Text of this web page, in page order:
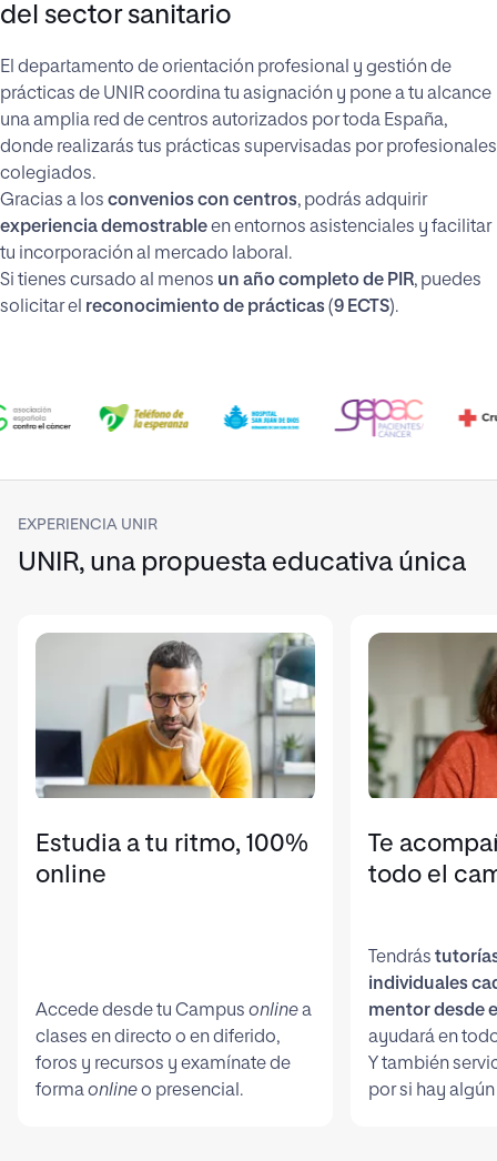
del sector sanitario
El departamento de orientación profesional y gestión de
prácticas de UNIR coordina tu asignación y pone a tu alcance
una amplia red de centros autorizados por toda España,
donde realizarás tus prácticas supervisadas por profesionales
colegiados.
Gracias a los convenios con centros, podrás adquirir
experiencia demostrableen entornos asistenciales y facilitar
tu incorporación al mercado laboral.
Si tienes cursado al menos un año completo de PIR, puedes
solicitar el reconocimiento de prácticas(9 ECTS).
EXPERIENCIA UNIR
UNIR, una propuesta educativa única
Estudia a tu ritmo, 100%
online
Accede desde tu Campus onlinea
clases en directo o en diferido,
foros y recursos y examínate de
formaonlineo presencial.
Te
todo el
Tendrás
individuales
mentor desde
ayudará en
Y también
por si hay